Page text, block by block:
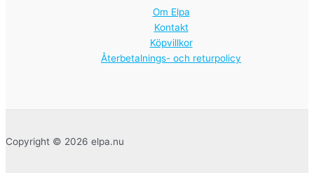
Om Elpa
Kontakt
Köpvillkor
Återbetalnings- och returpolicy
Copyright © 2026 elpa.nu